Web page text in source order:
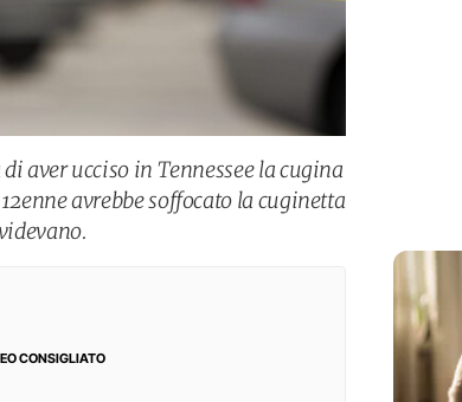
aver ucciso in Tennessee la cugina
avrebbe soffocato la cuginetta
CONSIGLIATO